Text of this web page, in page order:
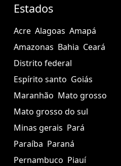
Estados
Acre Alagoas Amapá
Amazonas Bahia Ceará
Distrito federal
Espírito santo Goiás
Maranhão Mato grosso
Mato grosso do sul
Minas gerais Pará
Paraíba Paraná
Pernambuco Piauí